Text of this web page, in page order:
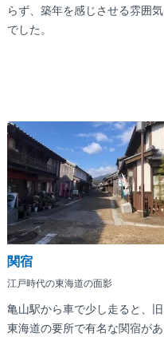
らず、築年を感じさせる雰囲気
でした。
関宿
江戸時代の東海道の面影
亀山駅から車で少し走ると、旧
東海道の要所で有名な関宿があ